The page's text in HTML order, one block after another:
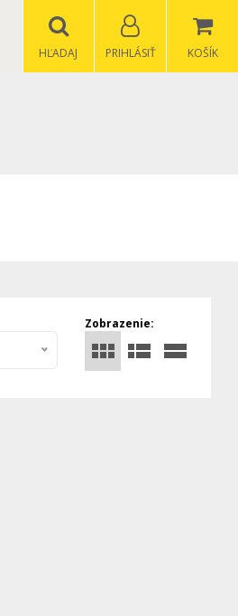
KOŠÍK
PRIHLÁSIŤ
HĽADAJ
Zobrazenie: